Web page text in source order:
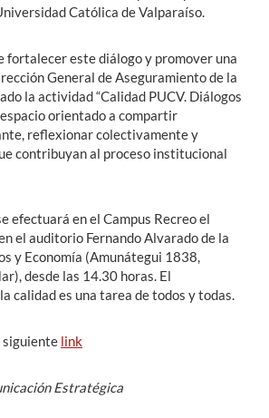
Católica de Valparaíso.
fortalecer este diálogo y promover una
General de Aseguramiento de la
la actividad “Calidad PUCV. Diálogos
espacio orientado a compartir
reflexionar colectivamente y
contribuyan al proceso institucional
efectuará en el Campus Recreo el
el auditorio Fernando Alvarado de la
y Economía (Amunátegui 1838,
desde las 14.30 horas. El
calidad es una tarea de todos y todas.
siguiente link
Estratégica